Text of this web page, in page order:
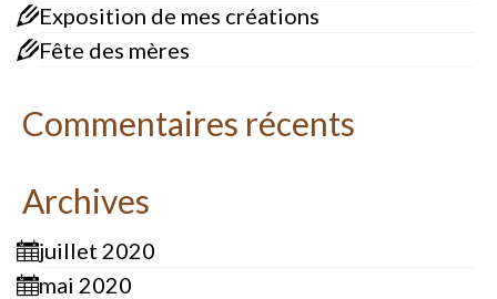
Exposition de mes créations
Fête des mères
Commentaires récents
Archives
juillet 2020
mai 2020